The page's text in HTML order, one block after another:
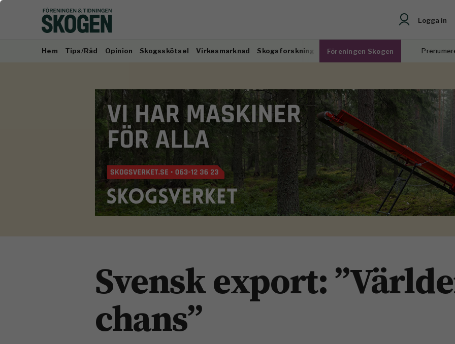
Logga in
Hem Tips/Råd Opinion Skogsskötsel Virkesmarknad Skogsforskning Föreningen Skogen
Svensk export:
chans”